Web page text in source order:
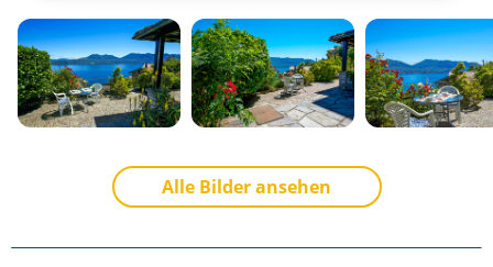
Alle Bilder ansehen